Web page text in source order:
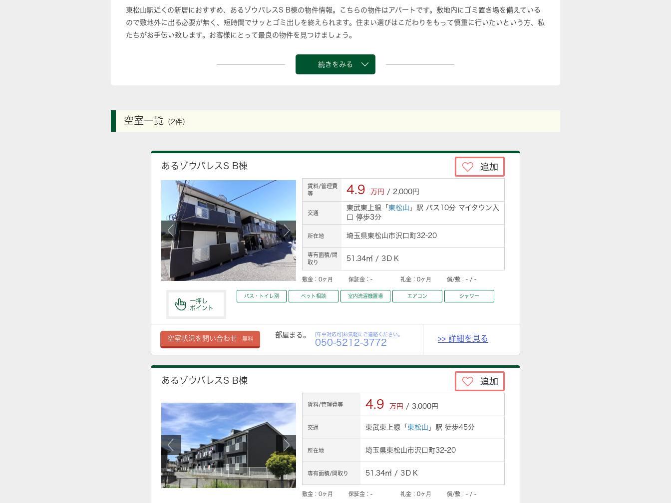
東松山駅近くの新居におすすめ、あるゾウパレスS B棟の物件情報。こちらの物件はアパートです。敷地内にゴミ置き場を備えている
ので敷地外に出る必要が無く、短時間でサッとゴミ出しを終えられます。住まい選びはこだわりをもって慎重に行いたいという方、私
たちがお手伝い致します。お客様にとって最良の物件を見つけましょう。
続きをみる
空室一覧 （2件）
あるゾウパレスS B棟
賃料/管理費
等
4.9 万円 / 2,000円
交通
東武東上線「 東松山 」駅 バス10分 マイタウン入
口 停歩3分
所在地 埼玉県東松山市沢口町32-20
専有面積/間
取り
51.34㎡ / 3ＤＫ
敷金： 0ヶ月 保証金： - 礼金： 0ヶ月 償/敷： - / -
一押し
ポイント
バス・トイレ別 ペット相談 室内洗濯機置場 エアコン シャワー
空室状況を問い合わせ 無料
部屋まる。 [年中対応可]お気軽にご連絡ください。
050-5212-3772 >> 詳細を見る
あるゾウパレスS B棟
賃料/管理費等 4.9 万円 / 3,000円
交通 東武東上線「 東松山 」駅 徒歩45分
所在地 埼玉県東松山市沢口町32-20
専有面積/間取り 51.34㎡ / 3ＤＫ
敷金： 0ヶ月 保証金： - 礼金： 0ヶ月 償/敷： - / -